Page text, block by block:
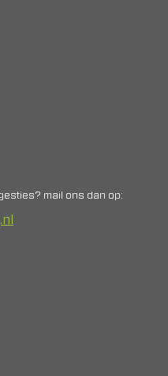
mail ons dan op: